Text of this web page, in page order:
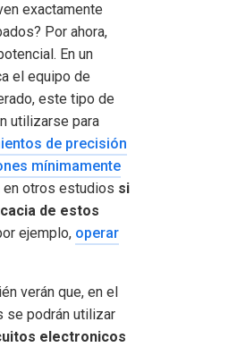
exactamente
Por ahora,
En un
el equipo de
este tipo de
utilizarse para
de precisión
mínimamente
en otros estudios si
de estos
ejemplo, operar
verán que, en el
se podrán utilizar
electronicos